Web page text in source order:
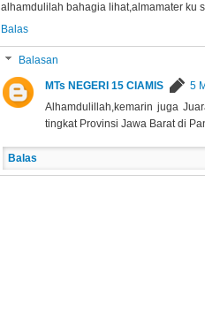
alhamdulilah bahagia lihat,almamater ku
Balas
Balasan
MTs NEGERI 15 CIAMIS
5
Alhamdulillah,kemarin juga
tingkat Provinsi Jawa Barat di
Balas